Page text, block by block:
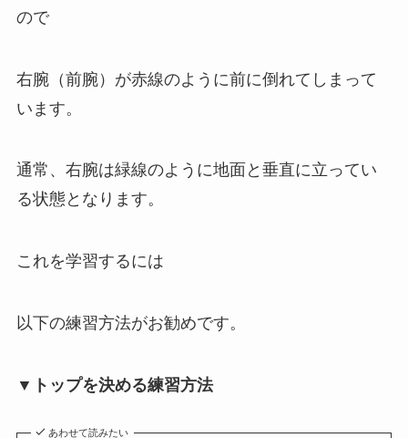
ので
右腕（前腕）が赤線のように前に倒れてしまって
います。
通常、右腕は緑線のように地面と垂直に立ってい
る状態となります。
これを学習するには
以下の練習方法がお勧めです。
▼トップを決める練習方法
あわせて読みたい